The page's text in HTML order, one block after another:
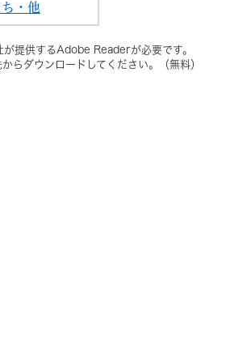
・他
提供するAdobe Readerが必要です。
らダウンロードしてください。（無料）